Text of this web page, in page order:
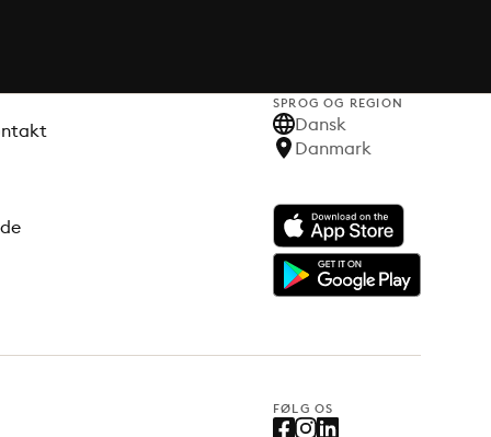
SPROG OG REGION
Dansk
Danmark
FØLG OS